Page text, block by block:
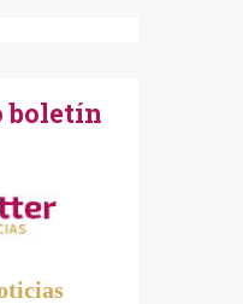
boletín